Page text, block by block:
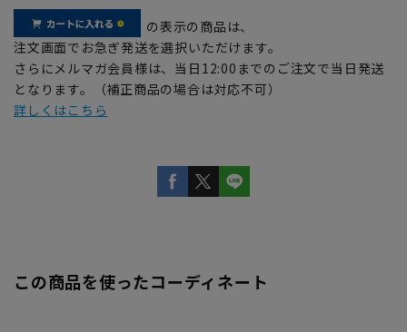
の表示の商品は、
注文画面でお急ぎ発送を選択いただけます。
さらにメルマガ会員様は、当日12:00までのご注文で当日発送
となります。（補正商品の場合は対応不可）
詳しくはこちら
この商品を使ったコーディネート